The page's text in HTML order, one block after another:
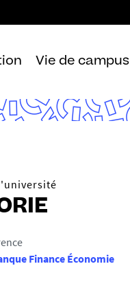
Vie de campus
Finance Économie